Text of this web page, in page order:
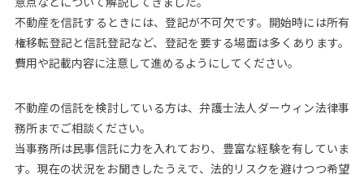
不動産を信託するときには、登記が不可欠です。開始時には所有
権移転登記と信託登記など、登記を要する場面は多くあります。
費用や記載内容に注意して進めるようにしてください。
不動産の信託を検討している方は、弁護士法人ダーウィン法律事
務所までご相談ください。
当事務所は民事信託に力を入れており、豊富な経験を有していま
す。現在の状況をお聞きしたうえで、法的リスクを避けつつ希望